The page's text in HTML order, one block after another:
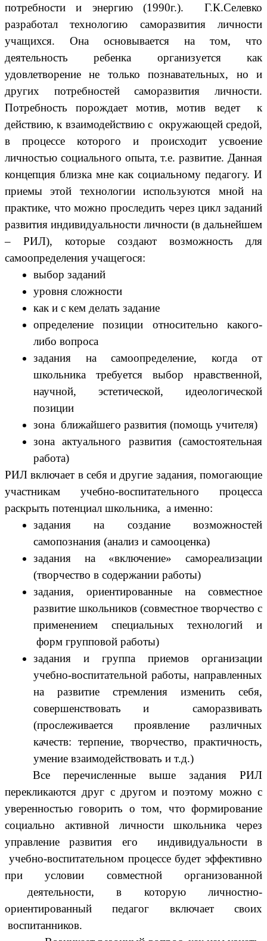
потребности и энергию (1990г.). Г.К.Селевко
разработал технологию саморазвития личности
учащихся. Она основывается на том, что
деятельность ребенка организуется как
удовлетворение не только познавательных, но и
других потребностей саморазвития личности.
Потребность порождает мотив, мотив ведет к
действию, к взаимодействию с окружающей средой,
в процессе которого и происходит усвоение
личностью социального опыта, т.е. развитие. Данная
концепция близка мне как социальному педагогу. И
приемы этой технологии используются мной на
практике, что можно проследить через цикл заданий
развития индивидуальности личности (в дальнейшем
– РИЛ), которые создают возможность для
самоопределения учащегося:
выбор заданий
уровня сложности
как и с кем делать задание
определение позиции относительно какого-
либо вопроса
задания на самоопределение, когда от
школьника требуется выбор нравственной,
научной, эстетической, идеологической
позиции
зона ближайшего развития (помощь учителя)
зона актуального развития (самостоятельная
работа)
РИЛ включает в себя и другие задания, помогающие
участникам учебно-воспитательного процесса
раскрыть потенциал школьника, а именно:
задания на создание возможностей
самопознания (анализ и самооценка)
задания на «включение» самореализации
(творчество в содержании работы)
задания, ориентированные на совместное
развитие школьников (совместное творчество с
применением специальных технологий и
форм групповой работы)
задания и группа приемов организации
учебно-воспитательной работы, направленных
на развитие стремления изменить себя,
совершенствовать и саморазвивать
(прослеживается проявление различных
качеств: терпение, творчество, практичность,
умение взаимодействовать и т.д.)
Все перечисленные выше задания РИЛ
перекликаются друг с другом и поэтому можно с
уверенностью говорить о том, что формирование
социально активной личности школьника через
управление развития его индивидуальности в
учебно-воспитательном процессе будет эффективно
при условии совместной организованной
деятельности, в которую личностно-
ориентированный педагог включает своих
воспитанников.